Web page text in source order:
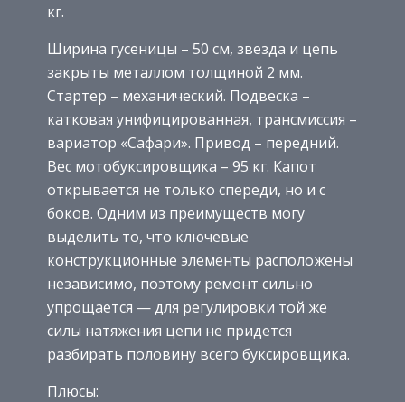
кг.
Ширина гусеницы – 50 см, звезда и цепь
закрыты металлом толщиной 2 мм.
Стартер – механический. Подвеска –
катковая унифицированная, трансмиссия –
вариатор «Сафари». Привод – передний.
Вес мотобуксировщика – 95 кг. Капот
открывается не только спереди, но и с
боков. Одним из преимуществ могу
выделить то, что ключевые
конструкционные элементы расположены
независимо, поэтому ремонт сильно
упрощается — для регулировки той же
силы натяжения цепи не придется
разбирать половину всего буксировщика.
Плюсы: